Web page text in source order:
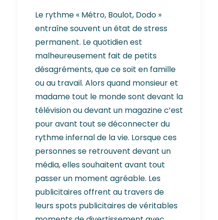
Le rythme « Métro, Boulot, Dodo »
entraîne souvent un état de stress
permanent. Le quotidien est
malheureusement fait de petits
désagréments, que ce soit en famille
ou au travail. Alors quand monsieur et
madame tout le monde sont devant la
télévision ou devant un magazine c’est
pour avant tout se déconnecter du
rythme infernal de la vie. Lorsque ces
personnes se retrouvent devant un
média, elles souhaitent avant tout
passer un moment agréable. Les
publicitaires offrent au travers de
leurs spots publicitaires de véritables